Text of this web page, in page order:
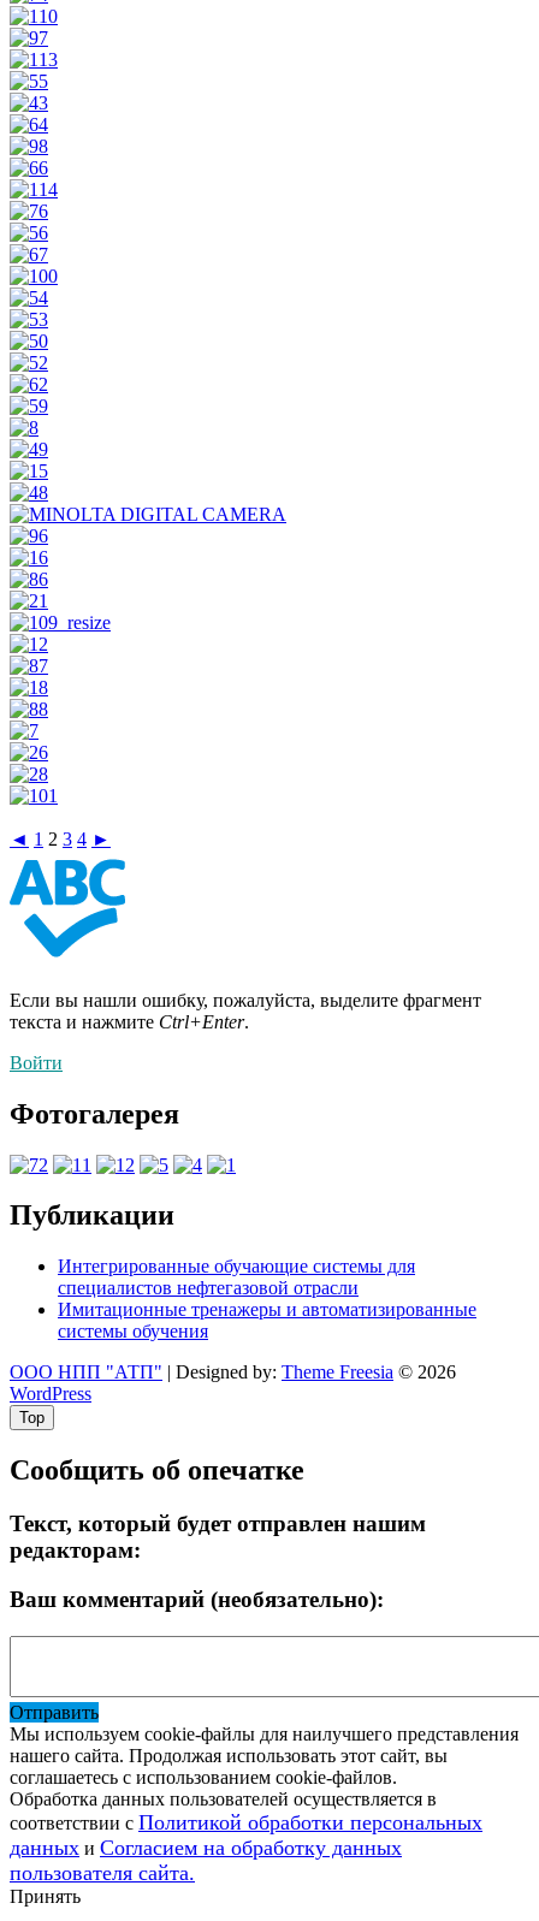
◄ 1 2 3 4 ►
Если вы нашли ошибку, пожалуйста, выделите фрагмент
текста и нажмите Ctrl+Enter.
Войти
Фотогалерея
Публикации
Интегрированные обучающие системы для
специалистов нефтегазовой отрасли
Имитационные тренажеры и автоматизированные
системы обучения
ООО НПП "АТП" | Designed by: Theme Freesia © 2026
WordPress
Top
Сообщить об опечатке
Текст, который будет отправлен нашим
редакторам:
Ваш комментарий (необязательно):
Отправить
Мы используем cookie-файлы для наилучшего представления
нашего сайта. Продолжая использовать этот сайт, вы
соглашаетесь с использованием cookie-файлов.
Обработка данных пользователей осуществляется в
соответствии с Политикой обработки персональных
данных и Согласием на обработку данных
пользователя сайта.
Принять